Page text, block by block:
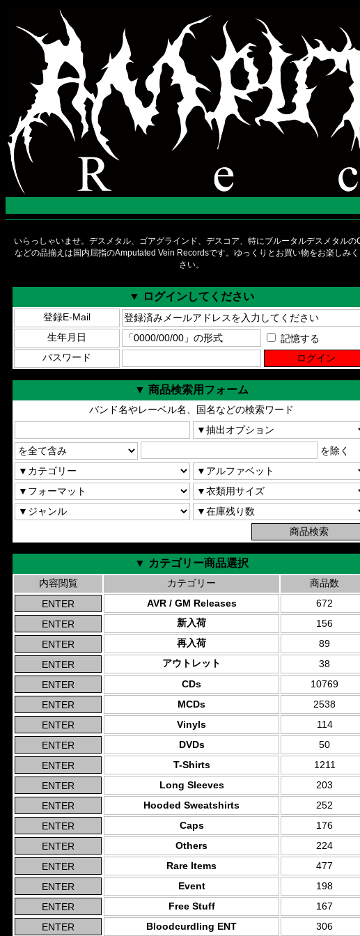
いらっしゃいませ。デスメタル、ゴアグラインド、デスコア、特にブルータルデスメタルの
などの品揃えは国内屈指のAmputated Vein Recordsです。ゆっくりとお買い物をお楽しみ
さい。
▼ ログインしてください
登録E-Mail
生年月日
記憶する
パスワード
▼ 商品検索用フォーム
バンド名やレーベル名、国名などの検索ワード
を除く
▼ カテゴリー商品選択
内容閲覧 カテゴリー
商品数
AVR / GM Releases
672
新入荷
156
再入荷
89
アウトレット
38
CDs
10769
MCDs
2538
Vinyls
114
DVDs
50
T-Shirts
1211
Long Sleeves
203
Hooded Sweatshirts
252
Caps
176
Others
224
Rare Items
477
Event
198
Free Stuff
167
Bloodcurdling ENT
306